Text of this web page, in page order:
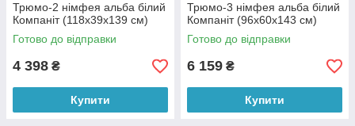
Трюмо-2 німфея альба білий
Компаніт (118х39х139 см)
Готово до відправки
4 398 ₴
Купити
Трюмо-3 німфея альба білий
Компаніт (96х60х143 см)
Готово до відправки
6 159 ₴
Купити